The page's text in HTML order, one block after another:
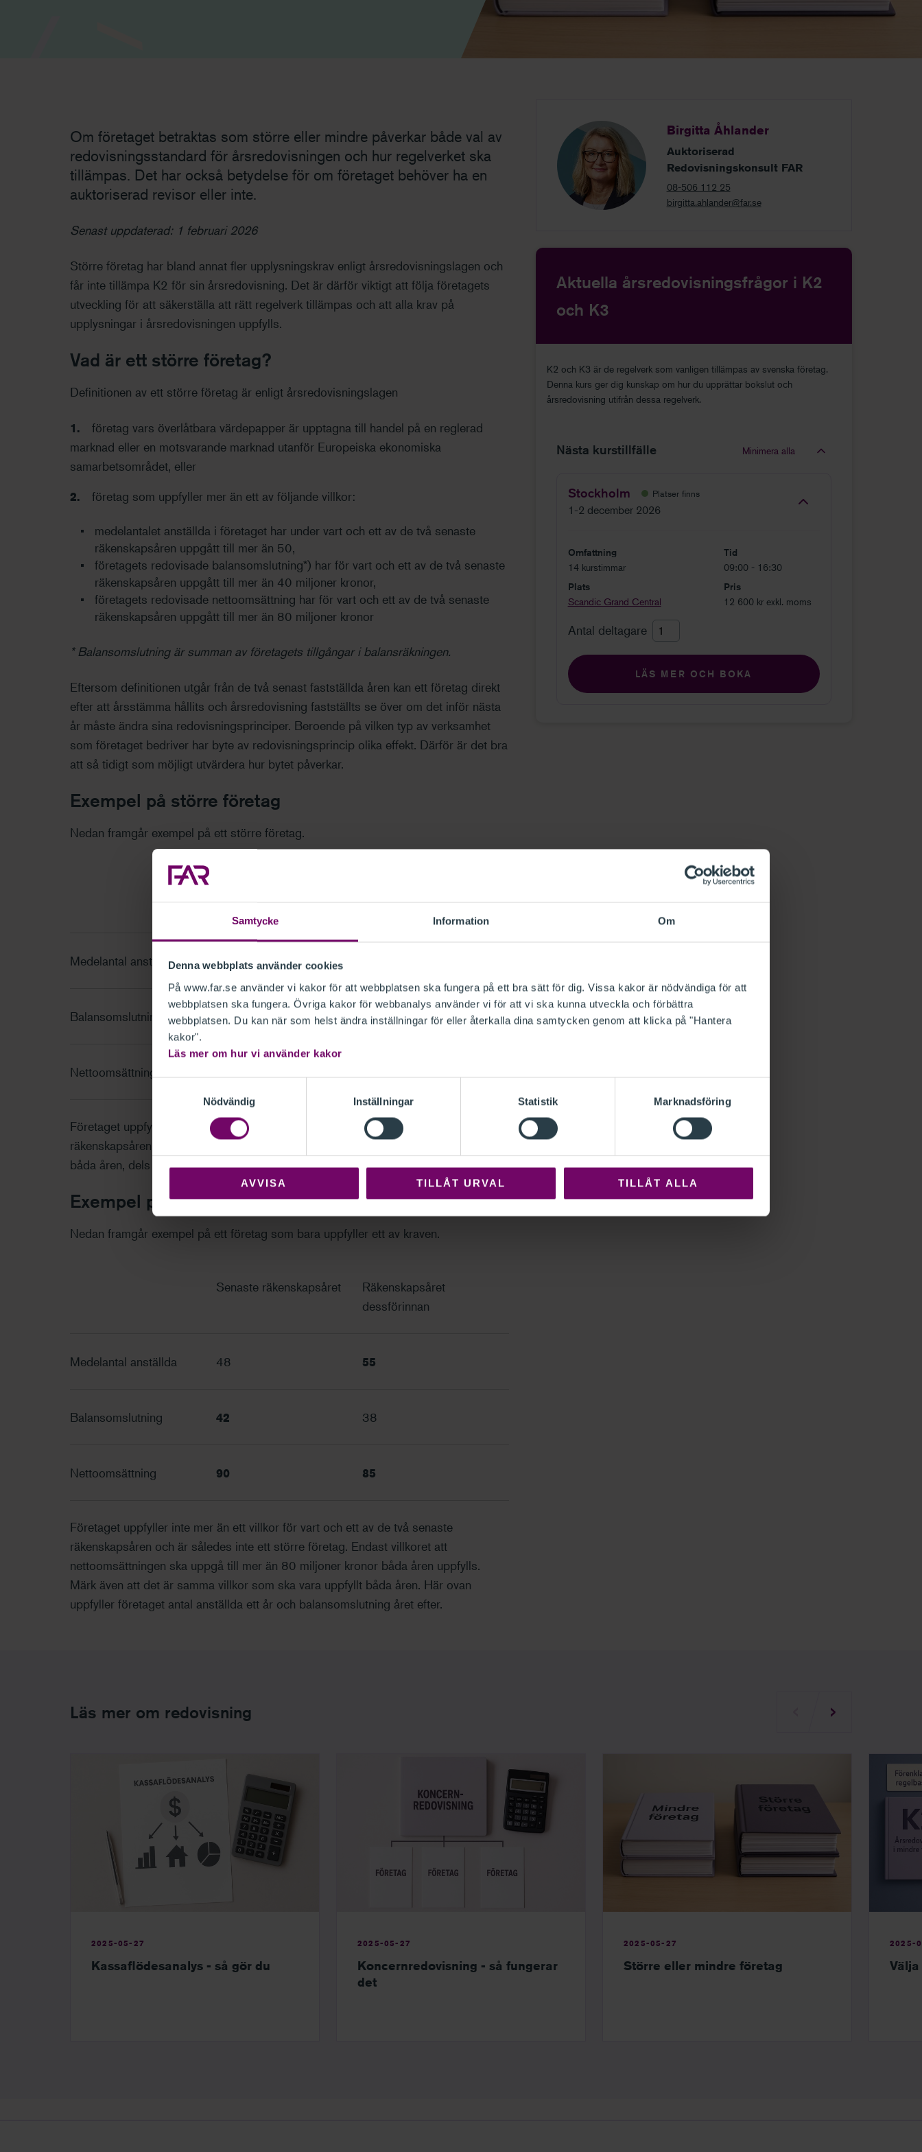
Samtycke Information Om
Denna webbplats använder cookies
På www.far.se använder vi kakor för att webbplatsen ska fungera på ett bra sätt för dig. Vissa kakor är nödvändiga för att
webbplatsen ska fungera. Övriga kakor för webbanalys använder vi för att vi ska kunna utveckla och förbättra
webbplatsen. Du kan när som helst ändra inställningar för eller återkalla dina samtycken genom att klicka på "Hantera
kakor".
Läs mer om hur vi använder kakor
Nödvändig
Inställningar Statistik Marknadsföring
AVVISA TILLÅT URVAL TILLÅT ALLA
Om företaget betraktas som större eller mindre påverkar både val av
redovisningsstandard för årsredovisningen och hur regelverket ska
tillämpas. Det har också betydelse för om företaget behöver ha en
auktoriserad revisor eller inte.
Senast uppdaterad: 1 februari 2026
Större företag har bland annat fler upplysningskrav enligt årsredovisningslagen och
får inte tillämpa K2 för sin årsredovisning. Det är därför viktigt att följa företagets
utveckling för att säkerställa att rätt regelverk tillämpas och att alla krav på
upplysningar i årsredovisningen uppfylls.
Vad är ett större företag?
Definitionen av ett större företag är enligt årsredovisningslagen
företag vars överlåtbara värdepapper är upptagna till handel på en reglerad
marknad eller en motsvarande marknad utanför Europeiska ekonomiska
samarbetsområdet, eller
företag som uppfyller mer än ett av följande villkor:
medelantalet anställda i företaget har under vart och ett av de två senaste
räkenskapsåren uppgått till mer än 50,
företagets redovisade balansomslutning*) har för vart och ett av de två senaste
räkenskapsåren uppgått till mer än 40 miljoner kronor,
företagets redovisade nettoomsättning har för vart och ett av de två senaste
räkenskapsåren uppgått till mer än 80 miljoner kronor
* Balansomslutning är summan av företagets tillgångar i balansräkningen.
Eftersom definitionen utgår från de två senast fastställda åren kan ett företag direkt
efter att årsstämma hållits och årsredovisning fastställts se över om det inför nästa
år måste ändra sina redovisningsprinciper. Beroende på vilken typ av verksamhet
som företaget bedriver har byte av redovisningsprincip olika effekt. Därför är det bra
att så tidigt som möjligt utvärdera hur bytet påverkar.
Exempel på större företag
Nedan framgår exempel på ett större företag.
dessförinnan
Medelantal anställda 20
Balansomslutning 47 42
Nettoomsättning
Företaget uppfyller mer än ett villkor för vart och ett av de två senaste
räkenskapsåren, dels balansomslutning som har uppgått till mer än 40 miljoner
båda åren, dels nettoomsättning som uppgått till mer än 80 miljoner båda åren.
Exempel på mindre företag
Nedan framgår exempel på ett företag som bara uppfyller ett av kraven.
Senaste räkenskapsåret
Räkenskapsåret
dessförinnan
Medelantal anställda 48 55
Balansomslutning 42 38
Nettoomsättning 90 85
Företaget uppfyller inte mer än ett villkor för vart och ett av de två senaste
räkenskapsåren och är således inte ett större företag. Endast villkoret att
nettoomsättningen ska uppgå till mer än 80 miljoner kronor båda åren uppfylls.
Märk även att det är samma villkor som ska vara uppfyllt båda åren. Här ovan
uppfyller företaget antal anställda ett år och balansomslutning året efter.
Birgitta Åhlander
Auktoriserad
Redovisningskonsult FAR
08-506 112 25
birgitta.ahlander@far.se
Aktuella årsredovisningsfrågor i K2
och K3
K2 och K3 är de regelverk som vanligen tillämpas av svenska företag.
Denna kurs ger dig kunskap om hur du upprättar bokslut och
årsredovisning utifrån dessa regelverk.
Nästa kurstillfälle Minimera alla
Stockholm Platser finns
1-2 december 2026
Omfattning
14 kurstimmar
Tid
09:00 - 16:30
Plats
Scandic Grand Central
Pris
12 600 kr exkl. moms
Antal deltagare
LÄS MER OCH BOKA
Läs mer om redovisning
2025-05-27
Kassaflödesanalys - så gör du
2025-05-27
Koncernredovisning - så fungerar
det
2025-05-27
Större eller mindre företag
2025-